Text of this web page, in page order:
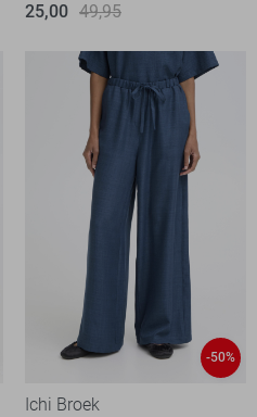
25,00 49,95
-50%
Ichi Broek